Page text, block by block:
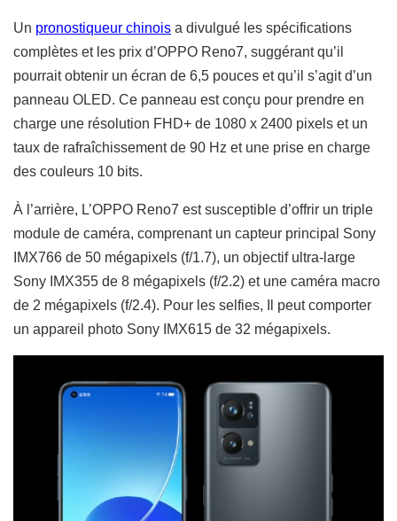
Un pronostiqueur chinois a divulgué les spécifications
complètes et les prix d’OPPO Reno7, suggérant qu’il
pourrait obtenir un écran de 6,5 pouces et qu’il s’agit d’un
panneau OLED. Ce panneau est conçu pour prendre en
charge une résolution FHD+ de 1080 x 2400 pixels et un
taux de rafraîchissement de 90 Hz et une prise en charge
des couleurs 10 bits.
À l’arrière, L’OPPO Reno7 est susceptible d’offrir un triple
module de caméra, comprenant un capteur principal Sony
IMX766 de 50 mégapixels (f/1.7), un objectif ultra-large
Sony IMX355 de 8 mégapixels (f/2.2) et une caméra macro
de 2 mégapixels (f/2.4). Pour les selfies, Il peut comporter
un appareil photo Sony IMX615 de 32 mégapixels.